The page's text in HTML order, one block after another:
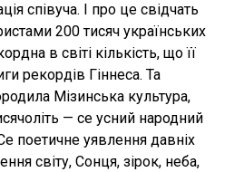
співуча. І про це свідчать
200 тисяч українських
в світі кількість, що її
рекордів Гіннеса. Та
Мізинська культура,
— се усний народний
поетичне уявлення давніх
світу, Сонця, зірок, неба,